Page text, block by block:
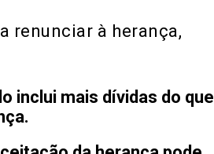
renunciar à herança,
inclui mais dívidas do que